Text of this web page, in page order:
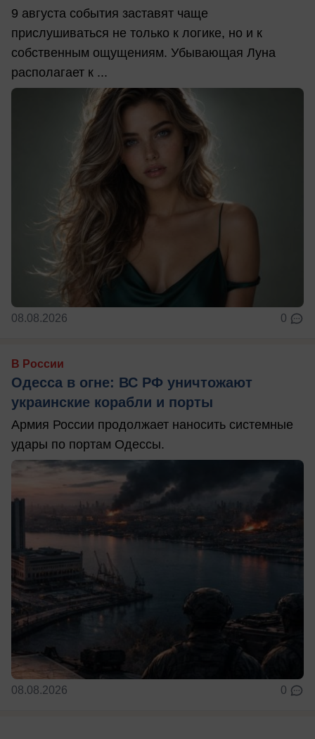
9 августа события заставят чаще
прислушиваться не только к логике, но и к
собственным ощущениям. Убывающая Луна
располагает к ...
08.08.2026 0
В России
Одесса в огне: ВС РФ уничтожают
украинские корабли и порты
Армия России продолжает наносить системные
удары по портам Одессы.
08.08.2026 0